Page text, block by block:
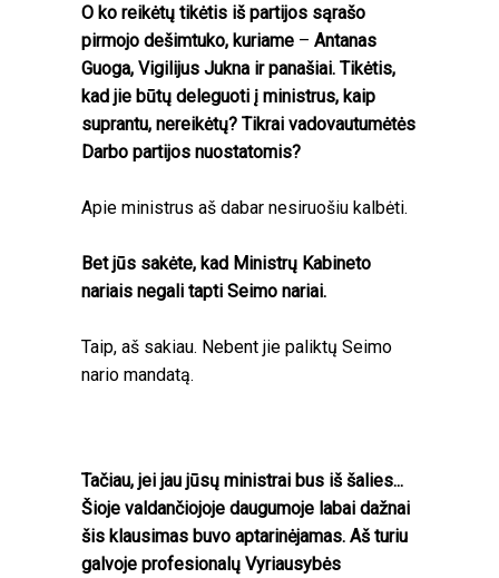
O ko reikėtų tikėtis iš partijos sąrašo
pirmojo dešimtuko, kuriame – Antanas
Guoga, Vigilijus Jukna ir panašiai. Tikėtis,
kad jie būtų deleguoti į ministrus, kaip
suprantu, nereikėtų? Tikrai vadovautumėtės
Darbo partijos nuostatomis?
Apie ministrus aš dabar nesiruošiu kalbėti.
Bet jūs sakėte, kad Ministrų Kabineto
nariais negali tapti Seimo nariai.
Taip, aš sakiau. Nebent jie paliktų Seimo
nario mandatą.
Tačiau, jei jau jūsų ministrai bus iš šalies...
Šioje valdančiojoje daugumoje labai dažnai
šis klausimas buvo aptarinėjamas. Aš turiu
galvoje profesionalų Vyriausybės